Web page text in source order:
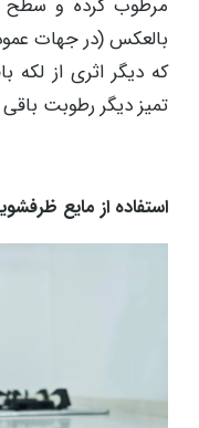
بالعکس (در جهات
که دیگر اثری از لکه
تمیز دیگر رطوبت باقی
استفاده از مایع